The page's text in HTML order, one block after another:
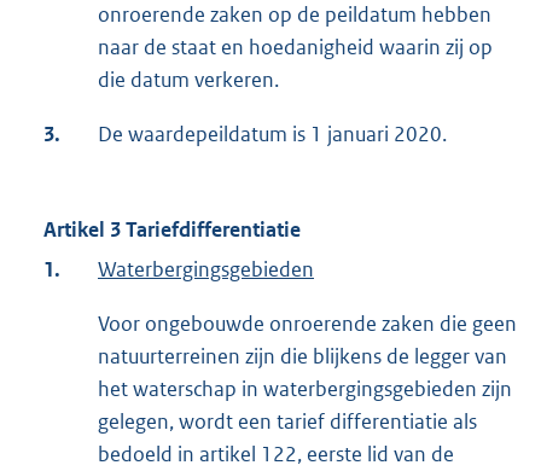
onroerende zaken op de peildatum hebben
naar de staat en hoedanigheid waarin zij op
die datum verkeren.
3. De waardepeildatum is 1 januari 2020.
Artikel 3 Tariefdifferentiatie
1.
Waterbergingsgebieden
Voor ongebouwde onroerende zaken die geen
natuurterreinen zijn die blijkens de legger van
het waterschap in waterbergingsgebieden zijn
gelegen, wordt een tarief differentiatie als
bedoeld in artikel 122, eerste lid van de